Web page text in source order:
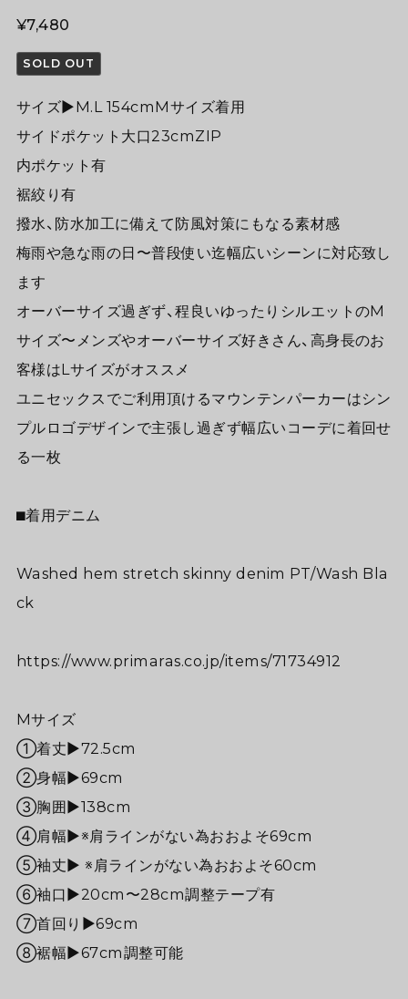
¥7,480
SOLD OUT
サイズ▶︎M.L 154cmMサイズ着用
サイドポケット大口23cmZIP
内ポケット有
裾絞り有
撥水、防水加工に備えて防風対策にもなる素材感
梅雨や急な雨の日〜普段使い迄幅広いシーンに対応致し
ます
オーバーサイズ過ぎず、程良いゆったりシルエットのM
サイズ〜メンズやオーバーサイズ好きさん、高身長のお
客様はLサイズがオススメ
ユニセックスでご利用頂けるマウンテンパーカーはシン
プルロゴデザインで主張し過ぎず幅広いコーデに着回せ
る一枚
⬛︎着用デニム
Washed hem stretch skinny denim PT/Wash Bla
ck
https://www.primaras.co.jp/items/71734912
Mサイズ
①着丈▶︎72.5cm
②身幅▶︎69cm
③胸囲▶138cm
④肩幅▶※肩ラインがない為おおよそ69cm
⑤袖丈▶ ※肩ラインがない為おおよそ60cm
⑥袖口▶︎20cm〜28cm調整テープ有
⑦首回り▶69cm
⑧裾幅▶67cm調整可能